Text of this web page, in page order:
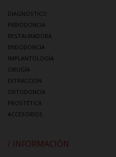
DIAGNÓSTICO
PERIODONCIA
RESTAURADORA
ENDODONCIA
IMPLANTOLOGÍA
CIRUGÍA
EXTRACCIÓN
ORTODONCIA
PROSTÉTICA
ACCESORIOS
/ INFORMACIÓN